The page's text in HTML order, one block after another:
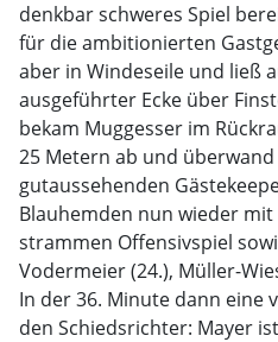
denkbar schweres Spiel
für die ambitionierten
aber in Windeseile und ließ
ausgeführter Ecke über
bekam Muggesser im
25 Metern ab und
gutaussehenden
Blauhemden nun wieder
strammen Offensivspiel
Vodermeier (24.), Müller-
In der 36. Minute dann eine
den Schiedsrichter: Mayer